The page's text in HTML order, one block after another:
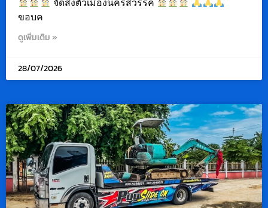
ขอบค
ดูเพิ่มเติม »
28/07/2026